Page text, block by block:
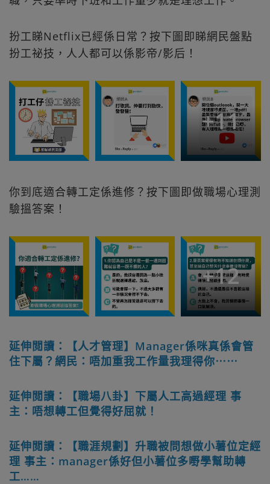
扮工睇Netflix已經係日常？按下圖即睇網民盤點
扮工祕技，人人都可以係影帝/影后！
+11
你到底適合轉工定係進修？按下圖即做職場心理測
驗搵答案！
+12
延伸閲讀：【人才管理】Manager係咪真係會管
住下屬？網民：唔加重我工作量我理得你⋯⋯
延伸閲讀：【職場八卦】下屬人工高過經理 事
主：唔想轉工但覺得好屈就！
延伸閲讀：【職涯規劃】升職被問想做小薯位定經
理 事主：manager係好但小薯位多嘢學幫助轉
工……